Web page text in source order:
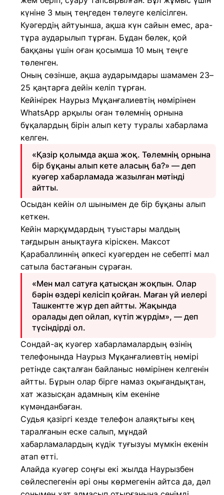
күніне 3 мың теңгеден төлеуге келісілген.
Куәгердің айтуынша, ақша күн сайын емес, ара-
тұра аударылып тұрған. Бұдан бөлек, қой
баққаны үшін оған қосымша 10 мың теңге
төленген.
Оның сөзінше, ақша аударымдары шамамен 23–
25 қаңтарға дейін келіп тұрған.
Кейінірек Наурыз Мұқанғалиевтің нөмірінен
WhatsApp арқылы оған төлемнің орнына
бұқалардың бірін алып кету туралы хабарлама
келген.
«Қазір қолымда ақша жоқ. Төлемнің орнына
бір бұқаны алып кете аласың ба?» — деп
куәгер хабарламада жазылған мәтінді
айтты.
Осыдан кейін ол шынымен де бір бұқаны алып
кеткен.
Кейін марқұмдардың туыстары малдың
тағдырын анықтауға кіріскен. Максот
Қарабаллиннің әпкесі куәгерден не себепті мал
сатыла бастағанын сұраған.
«Мен мал сатуға қатысқан жоқпын. Олар
бәрін өздері келісіп қойған. Маған үй иелері
Ташкентте жүр деп айтты. Жақында
оралады деп ойлап, күтіп жүрдім», — деп
түсіндірді ол.
Сондай-ақ куәгер хабарламалардың өзінің
телефонында Наурыз Мұқанғалиевтің нөмірі
ретінде сақталған байланыс нөмірінен келгенін
айтты. Бұрын олар бірге намаз оқығандықтан,
хат жазысқан адамның кім екеніне
күмәнданбаған.
Судья қазіргі кезде телефон алаяқтығы кең
таралғанын еске салып, мұндай
хабарламалардың күдік туғызуы мүмкін екенін
атап өтті.
Алайда куәгер соңғы екі жылда Наурызбен
сөйлеспегенін әрі оны көрмегенін айтса да, дәл